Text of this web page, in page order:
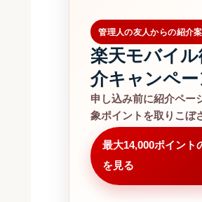
管理人の友人からの紹介
楽天モバイ
介キャンペー
申し込み前に紹介ペー
象ポイントを取りこぼ
最大14,000ポイント
を見る